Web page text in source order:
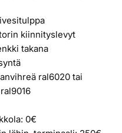
kiinnityslevyt
takana
ral6020 tai
0€